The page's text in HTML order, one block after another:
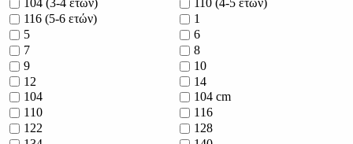
104 (3-4 ετών)
110 (4-5 ετών)
116 (5-6 ετών)
1
5
6
7
8
9
10
12
14
104
104 cm
110
116
122
128